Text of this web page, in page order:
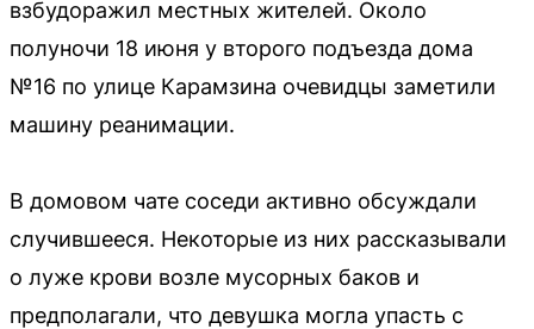
взбудоражил местных жителей. Около
полуночи 18 июня у второго подъезда дома
№16 по улице Карамзина очевидцы заметили
машину реанимации.
В домовом чате соседи активно обсуждали
случившееся. Некоторые из них рассказывали
о луже крови возле мусорных баков и
предполагали, что девушка могла упасть с